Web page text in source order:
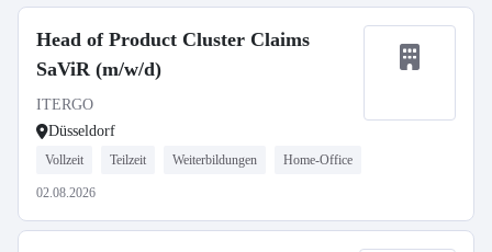
Head of Product Cluster Claims
SaViR (m/w/d)
ITERGO
Düsseldorf
Vollzeit Teilzeit Weiterbildungen Home-Office
02.08.2026